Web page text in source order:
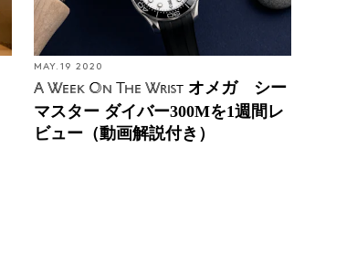
MAY. 19 2020
A Week On The Wrist オメガ シー
マスター ダイバー300Mを1週間レ
ビュー（動画解説付き）